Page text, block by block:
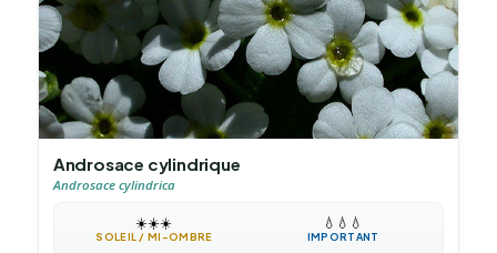
Androsace cylindrique
Androsace cylindrica
☀️☀️☀️
SOLEIL / MI-OMBRE
💧 💧 💧
IMPORTANT